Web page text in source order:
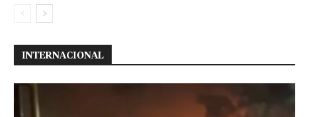
INTERNACIONAL